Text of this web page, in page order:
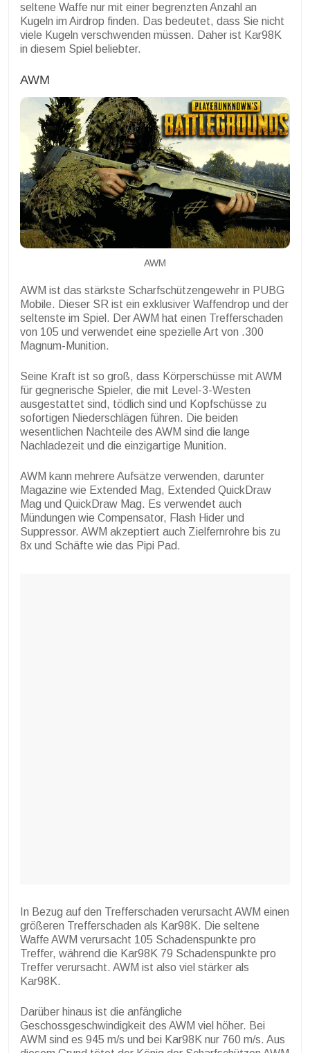
seltene Waffe nur mit einer begrenzten Anzahl an
Kugeln im Airdrop finden. Das bedeutet, dass Sie nicht
viele Kugeln verschwenden müssen. Daher ist Kar98K
in diesem Spiel beliebter.
AWM
AWM
AWM ist das stärkste Scharfschützengewehr in PUBG
Mobile. Dieser SR ist ein exklusiver Waffendrop und der
seltenste im Spiel. Der AWM hat einen Trefferschaden
von 105 und verwendet eine spezielle Art von .300
Magnum-Munition.
Seine Kraft ist so groß, dass Körperschüsse mit AWM
für gegnerische Spieler, die mit Level-3-Westen
ausgestattet sind, tödlich sind und Kopfschüsse zu
sofortigen Niederschlägen führen. Die beiden
wesentlichen Nachteile des AWM sind die lange
Nachladezeit und die einzigartige Munition.
AWM kann mehrere Aufsätze verwenden, darunter
Magazine wie Extended Mag, Extended QuickDraw
Mag und QuickDraw Mag. Es verwendet auch
Mündungen wie Compensator, Flash Hider und
Suppressor. AWM akzeptiert auch Zielfernrohre bis zu
8x und Schäfte wie das Pipi Pad.
In Bezug auf den Trefferschaden verursacht AWM einen
größeren Trefferschaden als Kar98K. Die seltene
Waffe AWM verursacht 105 Schadenspunkte pro
Treffer, während die Kar98K 79 Schadenspunkte pro
Treffer verursacht. AWM ist also viel stärker als
Kar98K.
Darüber hinaus ist die anfängliche
Geschossgeschwindigkeit des AWM viel höher. Bei
AWM sind es 945 m/s und bei Kar98K nur 760 m/s. Aus